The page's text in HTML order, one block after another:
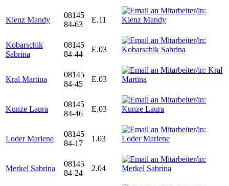
Klenz Mandy
08145
84-63
E.11
Kobarschik
Sabrina
08145
84-44
E.03
Kral Martina
08145
84-45
E.03
Kunze Laura
08145
84-46
E.03
Loder Marlene
08145
84-17
1.03
Merkel Sabrina
08145
84-24
2.04